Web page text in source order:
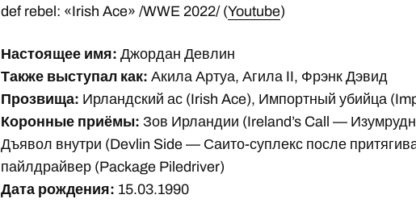
def rebel: «Irish Ace» /WWE 2022/ (Youtube)
Настоящее имя: Джордан Девлин
Также выступал как: Акила Артуа, Агила II, Фрэнк Дэвид
Прозвища: Ирландский ас (Irish Ace), Импортный убийца
Коронные приёмы: Зов Ирландии (Ireland’s Call —
Дъявол внутри (Devlin Side — Саито-суплекс после
пайлдрайвер (Package Piledriver)
Дата рождения: 15.03.1990